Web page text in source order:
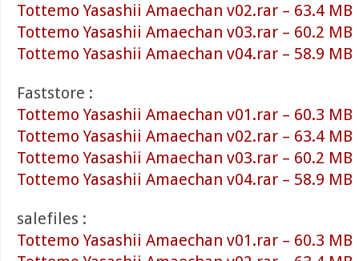
Tottemo Yasashii Amaechan v02.rar – 63.4 MB
Tottemo Yasashii Amaechan v03.rar – 60.2 MB
Tottemo Yasashii Amaechan v04.rar – 58.9 MB
Faststore :
Tottemo Yasashii Amaechan v01.rar – 60.3 MB
Tottemo Yasashii Amaechan v02.rar – 63.4 MB
Tottemo Yasashii Amaechan v03.rar – 60.2 MB
Tottemo Yasashii Amaechan v04.rar – 58.9 MB
salefiles :
Tottemo Yasashii Amaechan v01.rar – 60.3 MB